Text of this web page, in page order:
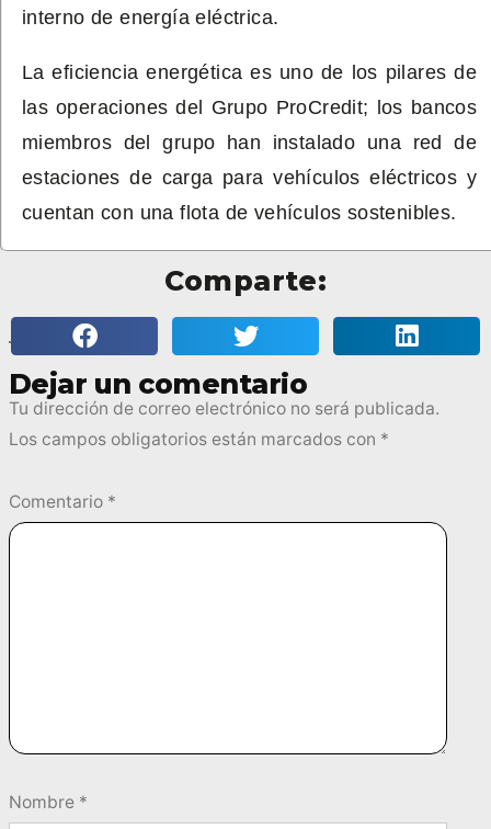
interno de energía eléctrica.
La eficiencia energética es uno de los pilares de
las operaciones del Grupo ProCredit; los bancos
miembros del grupo han instalado una red de
estaciones de carga para vehículos eléctricos y
cuentan con una flota de vehículos sostenibles.
Comparte:
Dejar un comentario
Tu dirección de correo electrónico no será publicada.
Los campos obligatorios están marcados con *
Comentario *
Nombre *